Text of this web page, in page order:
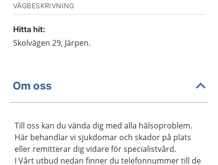
VÄGBESKRIVNING
Hitta hit:
Skolvägen 29, Järpen.
Om oss
Till oss kan du vända dig med alla hälsoproblem.
Här behandlar vi sjukdomar och skador på plats
eller remitterar dig vidare för specialistvård.
I Vårt utbud nedan finner du telefonnummer till de